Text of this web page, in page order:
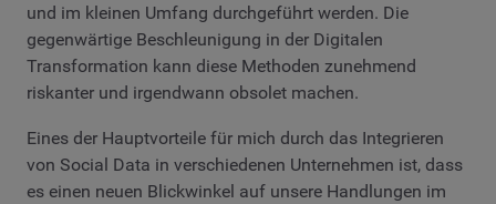
und im kleinen Umfang durchgeführt werden. Die
gegenwärtige Beschleunigung in der Digitalen
Transformation kann diese Methoden zunehmend
riskanter und irgendwann obsolet machen.
Eines der Hauptvorteile für mich durch das Integrieren
von Social Data in verschiedenen Unternehmen ist, dass
es einen neuen Blickwinkel auf unsere Handlungen im